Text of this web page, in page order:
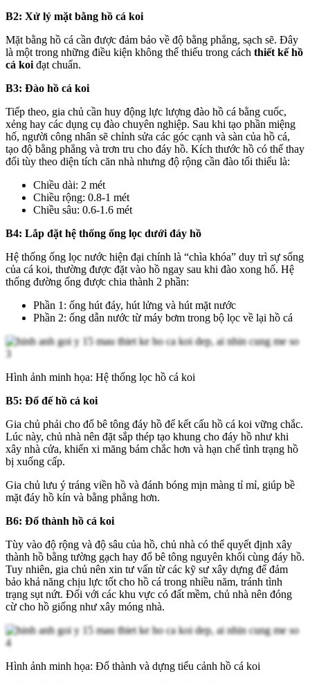
B2: Xử lý mặt bằng hồ cá koi
Mặt bằng hồ cá cần được đảm bảo về độ bằng phẳng, sạch sẽ. Đây
là một trong những điều kiện không thể thiếu trong cách thiết kế hồ
cá koi đạt chuẩn.
B3: Đào hồ cá koi
Tiếp theo, gia chủ cần huy động lực lượng đào hồ cá bằng cuốc,
xẻng hay các dụng cụ đào chuyên nghiệp. Sau khi tạo phần miệng
hố, người công nhân sẽ chỉnh sửa các góc cạnh và sàn của hồ cá,
tạo độ bằng phẳng và trơn tru cho đáy hồ. Kích thước hồ có thể thay
đổi tùy theo diện tích căn nhà nhưng độ rộng cần đào tối thiểu là:
Chiều dài: 2 mét
Chiều rộng: 0.8-1 mét
Chiều sâu: 0.6-1.6 mét
B4: Lắp đặt hệ thống ống lọc dưới đáy hồ
Hệ thống ống lọc nước hiện đại chính là “chìa khóa” duy trì sự sống
của cá koi, thường được đặt vào hồ ngay sau khi đào xong hố. Hệ
thống đường ống được chia thành 2 phần:
Phần 1: ống hút đáy, hút lửng và hút mặt nước
Phần 2: ống dẫn nước từ máy bơm trong bộ lọc về lại hồ cá
Hình ảnh minh họa: Hệ thống lọc hồ cá koi
B5: Đổ đế hồ cá koi
Gia chủ phải cho đổ bê tông đáy hồ để kết cấu hồ cá koi vững chắc.
Lúc này, chủ nhà nên đặt sắp thép tạo khung cho đáy hồ như khi
xây nhà cửa, khiến xi măng bám chắc hơn và hạn chế tình trạng hồ
bị xuống cấp.
Gia chủ lưu ý tráng viền hồ và đánh bóng mịn màng tỉ mỉ, giúp bề
mặt đáy hồ kín và bằng phẳng hơn.
B6: Đổ thành hồ cá koi
Tùy vào độ rộng và độ sâu của hồ, chủ nhà có thể quyết định xây
thành hồ bằng tường gạch hay đổ bê tông nguyên khối cùng đáy hồ.
Tuy nhiên, gia chủ nên xin tư vấn từ các kỹ sư xây dựng để đảm
bảo khả năng chịu lực tốt cho hồ cá trong nhiều năm, tránh tình
trạng sụt nứt. Đối với các khu vực có đất mềm, chủ nhà nên đóng
cừ cho hồ giống như xây móng nhà.
Hình ảnh minh họa: Đổ thành và dựng tiểu cảnh hồ cá koi